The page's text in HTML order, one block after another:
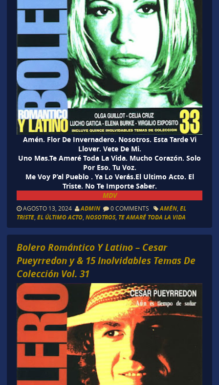
Amén. Flor De Invernadero. Nosotros. Esta Tarde Vi
Llover. Vete De Mi.
Uno Mas.Te Amaré Toda La Vida. Mucho Corazón. Solo
Por Eso. Tu Voz.
Me Voy P’al Pueblo . Ya Lo Verás.El Ultimo Acto. El
Triste. No Te Importe Saber.
MDV
AGOSTO 13, 2024 ADMIN 0 COMMENTS AMÉN, EL
TRISTE, EL ÚLTIMO ACTO, NOSOTROS, TE AMARÉ TODA LA VIDA
Bolero Romántico Y Latino – Cesar
Pueyrredon y & 15 Inolvidables Temas De
Colección Vol. 31